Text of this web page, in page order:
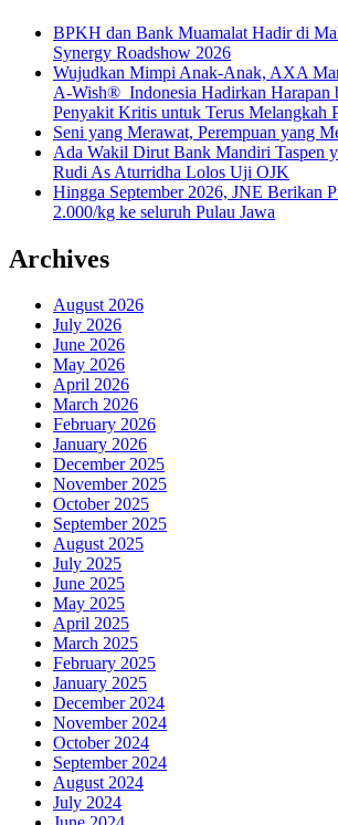
BPKH dan Bank Muamalat Hadir di
Synergy Roadshow 2026
Wujudkan Mimpi Anak-Anak, AXA
A-Wish® Indonesia Hadirkan Harapan
Penyakit Kritis untuk Terus Melangkah
Seni yang Merawat, Perempuan yang
Ada Wakil Dirut Bank Mandiri Taspen
Rudi As Aturridha Lolos Uji OJK
Hingga September 2026, JNE Berikan
2.000/kg ke seluruh Pulau Jawa
Archives
August 2026
July 2026
June 2026
May 2026
April 2026
March 2026
February 2026
January 2026
December 2025
November 2025
October 2025
September 2025
August 2025
July 2025
June 2025
May 2025
April 2025
March 2025
February 2025
January 2025
December 2024
November 2024
October 2024
September 2024
August 2024
July 2024